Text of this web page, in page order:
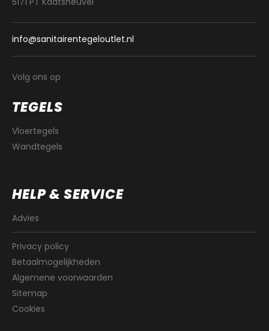
info@sanitairentegeloutlet.nl
Volg ons op
TEGELS
Vloertegels
Wandtegels
HELP & SERVICE
Advies
Privacy policy
Betaalmogelijkheden
Algemene voorwaarden
Sitemap
Cookies